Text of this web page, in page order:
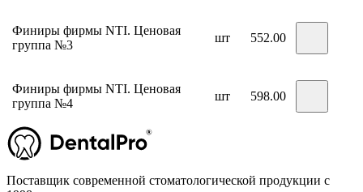
Финиры фирмы NTI. Ценовая
группа №3
шт 552.00
Финиры фирмы NTI. Ценовая
группа №4
шт 598.00
Поставщик современной стоматологической продукции с